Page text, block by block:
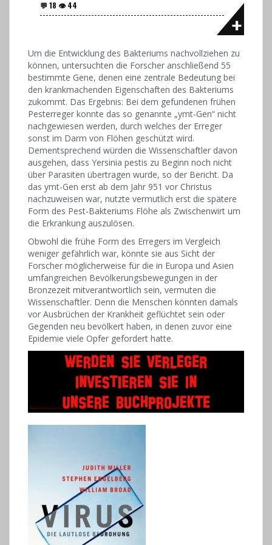
Um die Entwicklung des Bakteriums nachvollziehen zu
können, untersuchten die Forscher anschließend 55
bestimmte Gene, denen eine zentrale Bedeutung bei
den krankmachenden Eigenschaften des Bakteriums
zukommt. Das Ergebnis: Bei dem gefundenen frühen
Pesterreger konnte das so genannte „ymt-Gen“ nicht
nachgewiesen werden, durch welches der Erreger
sonst im Darm von Flöhen geschützt wird.
Dementsprechend würden die Wissenschaftler davon
ausgehen, dass Yersinia pestis zu Beginn noch nicht
über Parasiten übertragen wurde, so der Bericht. Da
das ymt-Gen erst ab dem Jahr 951 vor Christus
nachzuweisen war, nutzte vermutlich erst die spätere
Form des Pest-Bakteriums Flöhe als Zwischenwirt um
die Erkrankung auszulösen.
Obwohl die frühe Form des Erregers im Vergleich
weniger gefährlich war, könnte sie aus Sicht der
Forscher möglicherweise für die in Europa und Asien
umfangreichen Bevölkerungsbewegungen in der
Bronzezeit mitverantwortlich sein, vermuten die
Wissenschaftler. Denn die Menschen könnten damals
vor Ausbrüchen der Krankheit geflüchtet sein oder
Gegenden neu bevölkert haben, in denen zuvor eine
Epidemie viele Opfer gefordert hatte.